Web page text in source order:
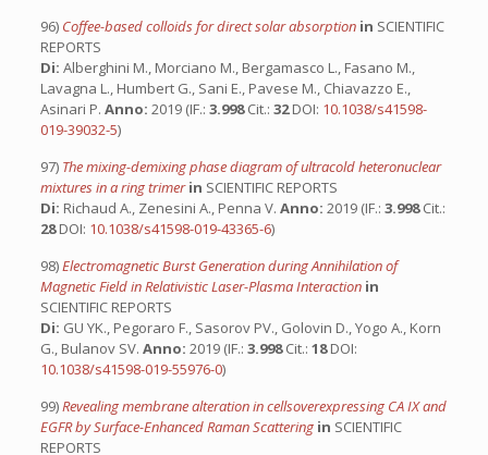
96) Coffee-based colloids for direct solar absorption in SCIENTIFIC
REPORTS
Di: Alberghini M., Morciano M., Bergamasco L., Fasano M.,
Lavagna L., Humbert G., Sani E., Pavese M., Chiavazzo E.,
Asinari P. Anno: 2019 (IF.: 3.998Cit.: 32DOI: 10.1038/s41598-
019-39032-5)
97) The mixing-demixing phase diagram of ultracold heteronuclear
mixtures in a ring trimerin SCIENTIFIC REPORTS
Di: Richaud A., Zenesini A., Penna V. Anno: 2019 (IF.: 3.998Cit.:
28DOI: 10.1038/s41598-019-43365-6)
98)Electromagnetic Burst Generation during Annihilation of
Magnetic Field in Relativistic Laser-Plasma Interaction in
SCIENTIFIC REPORTS
Di: GU YK., Pegoraro F., Sasorov PV., Golovin D., Yogo A., Korn
G., Bulanov SV. Anno: 2019 (IF.: 3.998Cit.: 18DOI:
10.1038/s41598-019-55976-0)
99)Revealing membrane alteration in cellsoverexpressing CA IX and
EGFR by Surface-Enhanced Raman Scattering in SCIENTIFIC
REPORTS